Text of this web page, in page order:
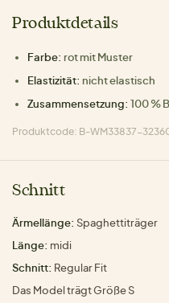
Produktdetails
Farbe: rot mit Muster
Elastizität: nicht elastisch
Zusammensetzung: 100 %
Produktcode: B-WM33837-
Schnitt
Ärmellänge: Spaghettiträger
Länge: midi
Schnitt: Regular Fit
Das Model trägt Größe S